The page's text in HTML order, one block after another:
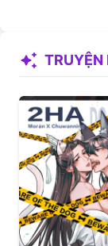
auto_awesome TRUYỆN